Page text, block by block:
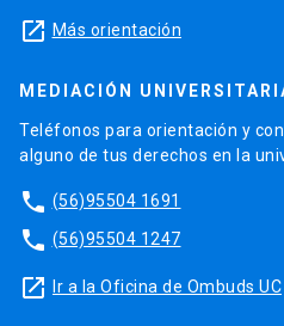
launch Más orientación
MEDIACIÓN
Teléfonos para orientación y
alguno de tus derechos en la
phone (56)95504 1691
phone (56)95504 1247
launch Ir a la Oficina de Ombuds UC